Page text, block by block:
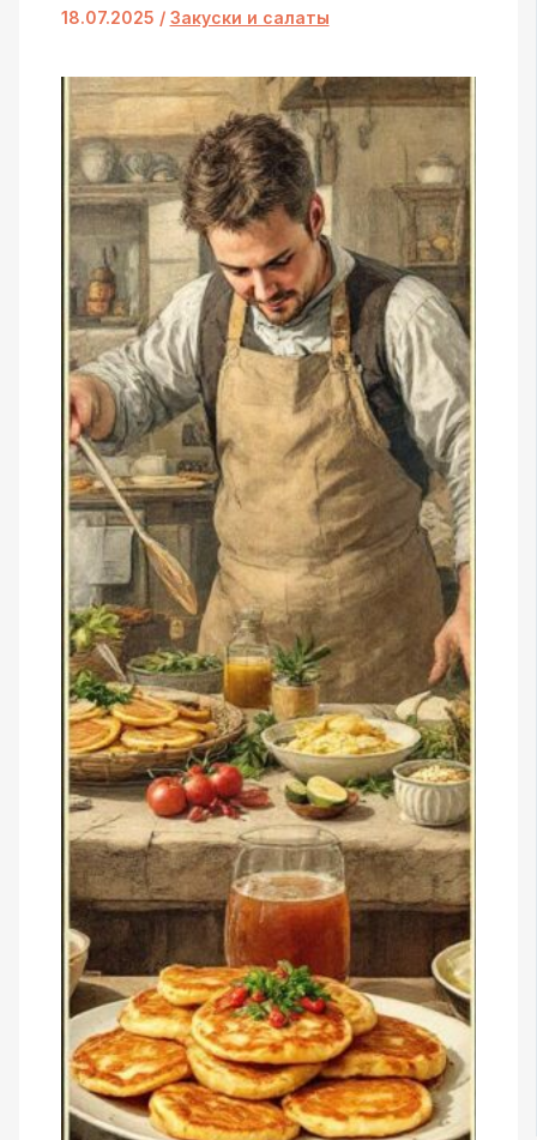
18.07.2025 / Закуски и салаты